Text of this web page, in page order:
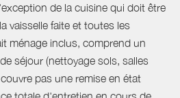
de la cuisine qui doit être
vaisselle faite et toutes les
ménage inclus, comprend un
séjour (nettoyage sols, salles
pas une remise en état